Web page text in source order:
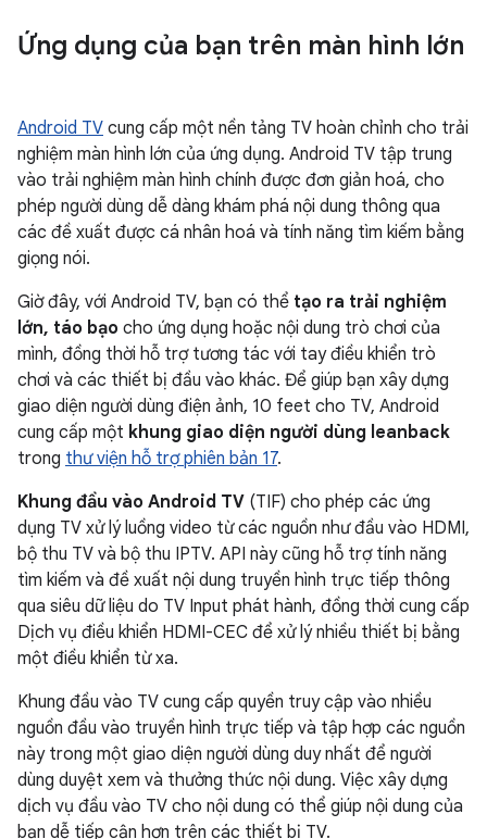
Ứng dụng của bạn trên màn hình lớn
Android TV cung cấp một nền tảng TV hoàn chỉnh cho trải
nghiệm màn hình lớn của ứng dụng. Android TV tập trung
vào trải nghiệm màn hình chính được đơn giản hoá, cho
phép người dùng dễ dàng khám phá nội dung thông qua
các đề xuất được cá nhân hoá và tính năng tìm kiếm bằng
giọng nói.
Giờ đây, với Android TV, bạn có thể tạo ra trải nghiệm
lớn, táo bạo cho ứng dụng hoặc nội dung trò chơi của
mình, đồng thời hỗ trợ tương tác với tay điều khiển trò
chơi và các thiết bị đầu vào khác. Để giúp bạn xây dựng
giao diện người dùng điện ảnh, 10 feet cho TV, Android
cung cấp một khung giao diện người dùng leanback
trong thư viện hỗ trợ phiên bản 17.
Khung đầu vào Android TV (TIF) cho phép các ứng
dụng TV xử lý luồng video từ các nguồn như đầu vào HDMI,
bộ thu TV và bộ thu IPTV. API này cũng hỗ trợ tính năng
tìm kiếm và đề xuất nội dung truyền hình trực tiếp thông
qua siêu dữ liệu do TV Input phát hành, đồng thời cung cấp
Dịch vụ điều khiển HDMI-CEC để xử lý nhiều thiết bị bằng
một điều khiển từ xa.
Khung đầu vào TV cung cấp quyền truy cập vào nhiều
nguồn đầu vào truyền hình trực tiếp và tập hợp các nguồn
này trong một giao diện người dùng duy nhất để người
dùng duyệt xem và thưởng thức nội dung. Việc xây dựng
dịch vụ đầu vào TV cho nội dung có thể giúp nội dung của
bạn dễ tiếp cận hơn trên các thiết bị TV.